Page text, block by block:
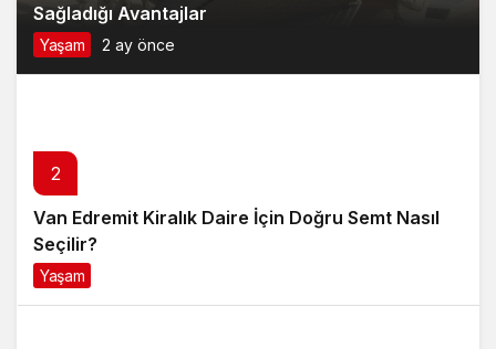
Sağladığı Avantajlar
Yaşam 2 ay önce
2
Van Edremit Kiralık Daire İçin Doğru Semt Nasıl
Seçilir?
Yaşam